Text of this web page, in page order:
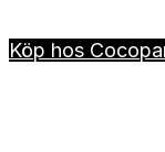
Köp hos